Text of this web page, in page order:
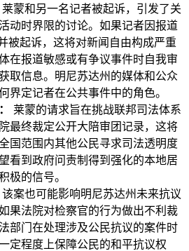
莱蒙和另一名记者被起诉，引发了关
动时界限的讨论。如果记者因报道
被起诉，这将对新闻自由构成严重
在报道敏感或有争议事件时自我审
取信息。明尼苏达州的媒体和公众
界定记者在公共事件中的角色。
莱蒙的请求旨在挑战联邦司法体系
最终裁定公开大陪审团记录，这将
国范围内其他公民寻求司法透明度
看到政府问责制得到强化的本地居
极的信号。
该案也可能影响明尼苏达州未来抗议
果法院对检察官的行为做出不利裁
部门在处理涉及公民抗议的案件时
定程度上保障公民的和平抗议权